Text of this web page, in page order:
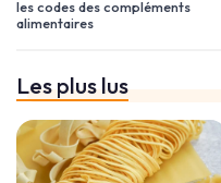
les codes des compléments
alimentaires
Les plus lus